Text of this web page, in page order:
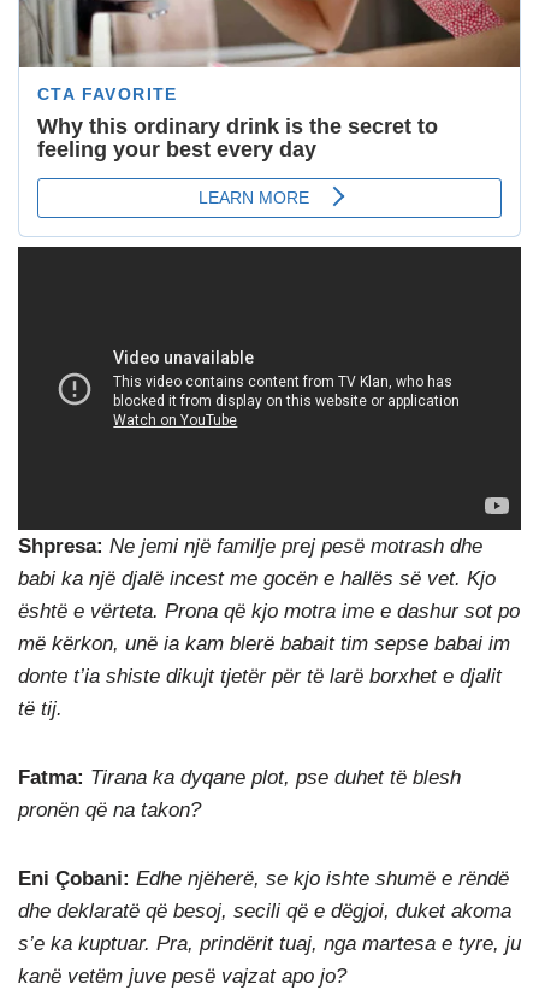
Shpresa: Ne jemi një familje prej pesë motrash dhe
babi ka një djalë incest me gocën e hallës së vet. Kjo
është e vërteta. Prona që kjo motra ime e dashur sot po
më kërkon, unë ia kam blerë babait tim sepse babai im
donte t’ia shiste dikujt tjetër për të larë borxhet e djalit
të tij.
Fatma: Tirana ka dyqane plot, pse duhet të blesh
pronën që na takon?
Eni Çobani: Edhe njëherë, se kjo ishte shumë e rëndë
dhe deklaratë që besoj, secili që e dëgjoi, duket akoma
s’e ka kuptuar. Pra, prindërit tuaj, nga martesa e tyre, ju
kanë vetëm juve pesë vajzat apo jo?